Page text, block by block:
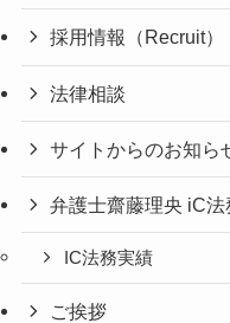
採用情報（Recruit）
法律相談
サイトからのお知ら
弁護士齋藤理央 iC
IC法務実績
ご挨拶